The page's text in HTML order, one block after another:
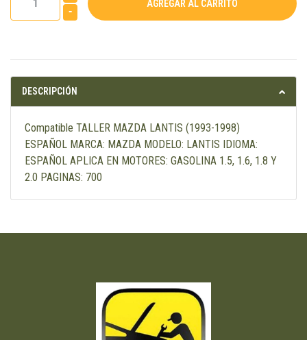
-
DESCRIPCIÓN
Compatible TALLER MAZDA LANTIS (1993-1998)
ESPAÑOL MARCA: MAZDA MODELO: LANTIS IDIOMA:
ESPAÑOL APLICA EN MOTORES: GASOLINA 1.5, 1.6, 1.8 Y
2.0 PAGINAS: 700